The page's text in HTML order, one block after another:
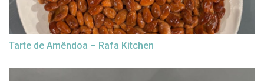
Tarte de Amêndoa – Rafa Kitchen